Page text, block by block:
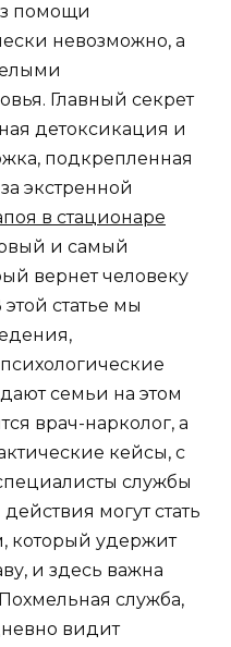
помощи
невозможно, а
Главный секрет
детоксикация и
подкрепленная
экстренной
в стационаре
и самый
вернет человеку
статье мы
семьи на этом
врач-нарколог, а
кейсы, с
службы
могут стать
который удержит
и здесь важна
служба,
видит